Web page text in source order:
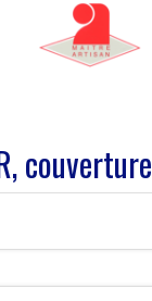
couverture